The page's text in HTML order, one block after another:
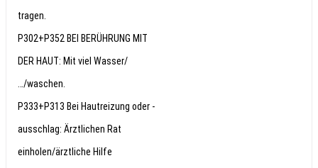
tragen.
P302+P352 BEI BERÜHRUNG MIT
DER HAUT: Mit viel Wasser/
…/waschen.
P333+P313 Bei Hautreizung oder -
ausschlag: Ärztlichen Rat
einholen/ärztliche Hilfe